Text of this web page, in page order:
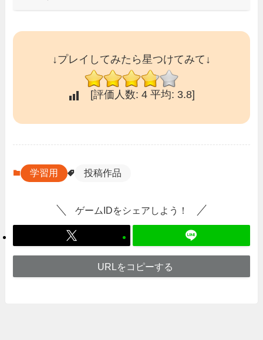
↓プレイしてみたら星つけてみて↓
[評価人数: 4 平均: 3.8]
学習用 投稿作品
ゲームIDをシェアしよう！
URLをコピーする